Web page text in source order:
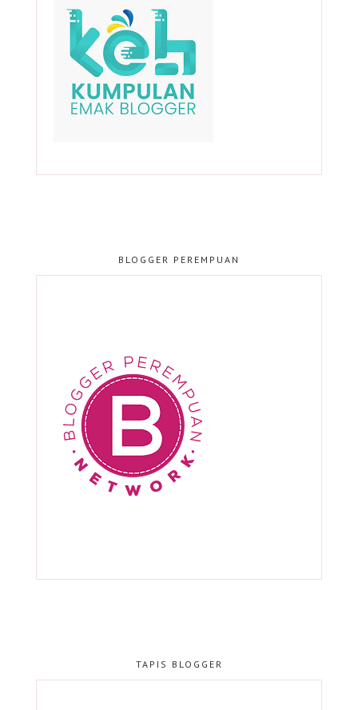
BLOGGER PEREMPUAN
TAPIS BLOGGER